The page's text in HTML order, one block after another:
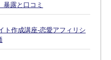
露と口コミ
ト作成講座-恋愛アフィリシ